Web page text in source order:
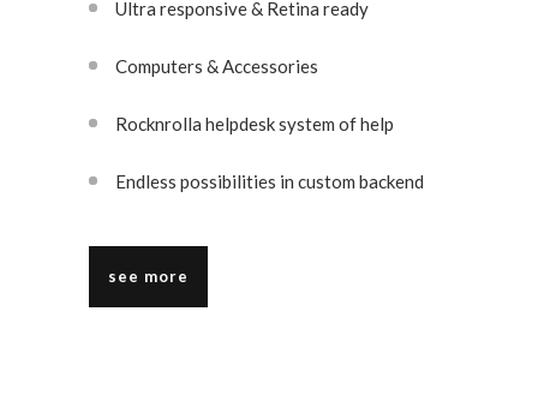
Ultra responsive & Retina ready
Computers & Accessories
Rocknrolla helpdesk system of help
Endless possibilities in custom backend
see more